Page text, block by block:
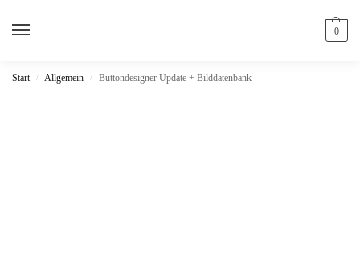
0
Start / Allgemein / Buttondesigner Update + Bilddatenbank